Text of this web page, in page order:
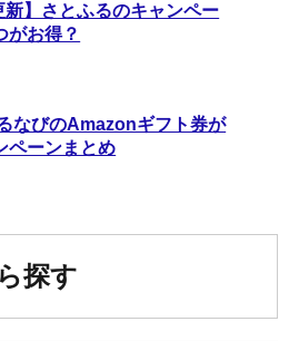
新】さとふるのキャンペー
がお得？
なびのAmazonギフト券が
ペーンまとめ
探す